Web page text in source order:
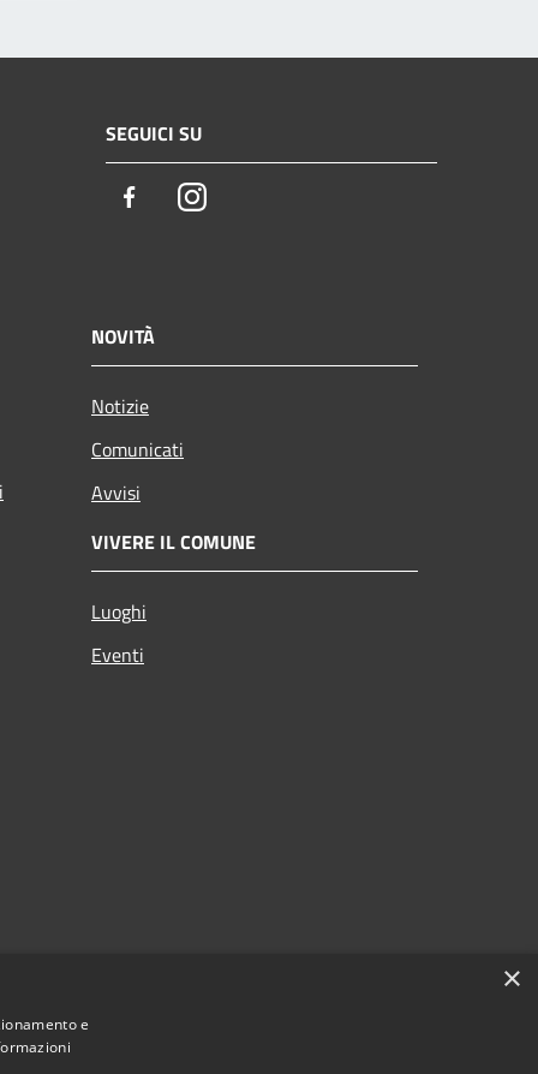
SEGUICI SU
FacebookInstagram
NOVITÀ
Notizie
Comunicati
Avvisi
VIVERE IL COMUNE
Luoghi
Eventi
×
e